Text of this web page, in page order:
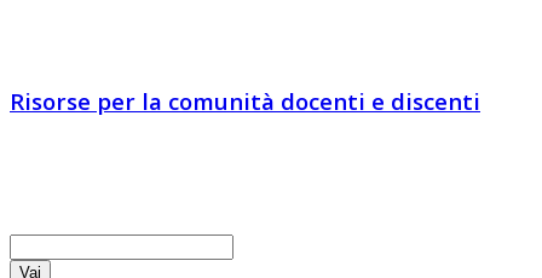
Risorse per la comunità docenti e discenti
Vai